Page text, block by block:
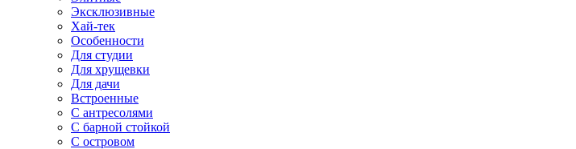
Эксклюзивные
Хай-тек
Особенности
Для студии
Для хрущевки
Для дачи
Встроенные
С антресолями
С барной стойкой
С островом